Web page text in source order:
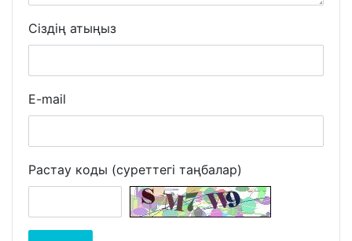
Сіздің атыңыз
E-mail
Растау коды (суреттегі таңбалар)